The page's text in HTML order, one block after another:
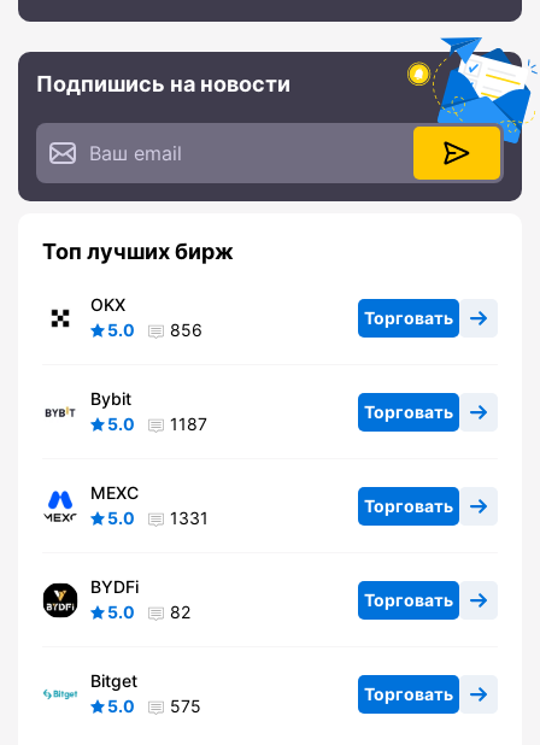
Подпишись на новости
Топ лучших бирж
OKX
5.0
856
Торговать
Bybit
5.0
1187
Торговать
MEXC
5.0
1331
Торговать
BYDFi
5.0
82
Торговать
Bitget
5.0
575
Торговать